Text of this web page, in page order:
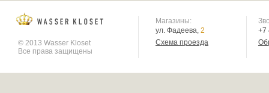
© 2013 Wasser Kloset
Все права защищены
Магазины:
ул. Фадеева, 2
Схема проезда
+7